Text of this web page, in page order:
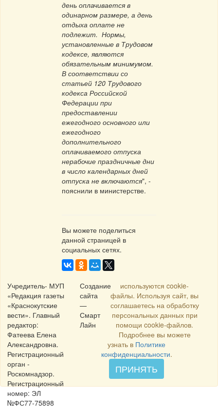
день оплачивается в
одинарном размере, а день
отдыха оплате не
подлежит. Нормы,
установленные в Трудовом
кодексе, являются
обязательным минимумом.
В соответствии со
статьей 120 Трудового
кодекса Российской
Федерации при
предоставлении
ежегодного основного или
ежегодного
дополнительного
оплачиваемого отпуска
нерабочие праздничные дни
в число календарных дней
отпуска не включаются", -
пояснили в министерстве.
Вы можете поделиться
данной страницей в
социальных сетях.
Учредитель- МУП
«Редакция газеты
«Краснокутские
вести». Главный
редактор:
Фатеева Елена
Александровна.
Регистрационный
орган -
Роскомнадзор.
Регистрационный
номер: ЭЛ
№ФС77-75898
Создание
сайта
—
Смарт
Лайн
используются cookie-
файлы. Используя сайт, вы
соглашаетесь на обработку
персональных данных при
помощи cookie-файлов.
Подробнее вы можете
узнать в Политике
конфиденциальности.
ПРИНЯТЬ